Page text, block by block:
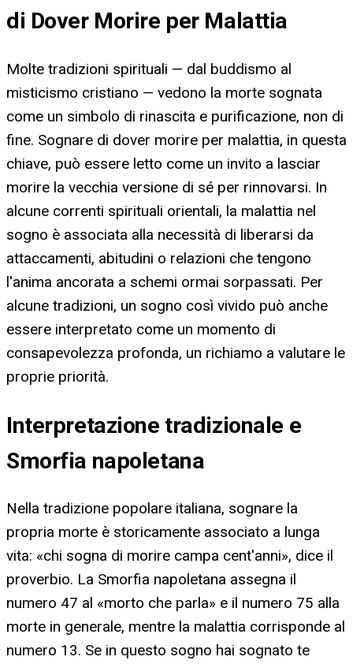
di Dover Morire per Malattia
Molte tradizioni spirituali — dal buddismo al
misticismo cristiano — vedono la morte sognata
come un simbolo di rinascita e purificazione, non di
fine. Sognare di dover morire per malattia, in questa
chiave, può essere letto come un invito a lasciar
morire la vecchia versione di sé per rinnovarsi. In
alcune correnti spirituali orientali, la malattia nel
sogno è associata alla necessità di liberarsi da
attaccamenti, abitudini o relazioni che tengono
l'anima ancorata a schemi ormai sorpassati. Per
alcune tradizioni, un sogno così vivido può anche
essere interpretato come un momento di
consapevolezza profonda, un richiamo a valutare le
proprie priorità.
Interpretazione tradizionale e
Smorfia napoletana
Nella tradizione popolare italiana, sognare la
propria morte è storicamente associato a lunga
vita: «chi sogna di morire campa cent'anni», dice il
proverbio. La Smorfia napoletana assegna il
numero 47 al «morto che parla» e il numero 75 alla
morte in generale, mentre la malattia corrisponde al
numero 13. Se in questo sogno hai sognato te